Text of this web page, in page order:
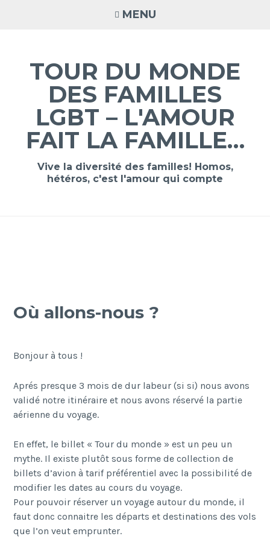
MENU
TOUR DU MONDE
DES FAMILLES
LGBT – L'AMOUR
FAIT LA FAMILLE…
Vive la diversité des familles! Homos,
hétéros, c'est l'amour qui compte
Où allons-nous ?
Bonjour à tous !
Aprés presque 3 mois de dur labeur (si si) nous avons
validé notre itinéraire et nous avons réservé la partie
aérienne du voyage.
En effet, le billet « Tour du monde » est un peu un
mythe. Il existe plutôt sous forme de collection de
billets d’avion à tarif préférentiel avec la possibilité de
modifier les dates au cours du voyage.
Pour pouvoir réserver un voyage autour du monde, il
faut donc connaitre les départs et destinations des vols
que l’on veut emprunter.